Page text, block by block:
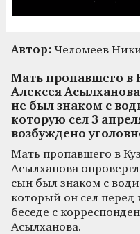
Автор: Челомеев
Мать пропавшего в
Алексея
не был знаком с
которую сел 3
возбуждено
Мать пропавшего в
Асылханова
сын был знаком с
который он сел перед
беседе с
Асылханова.